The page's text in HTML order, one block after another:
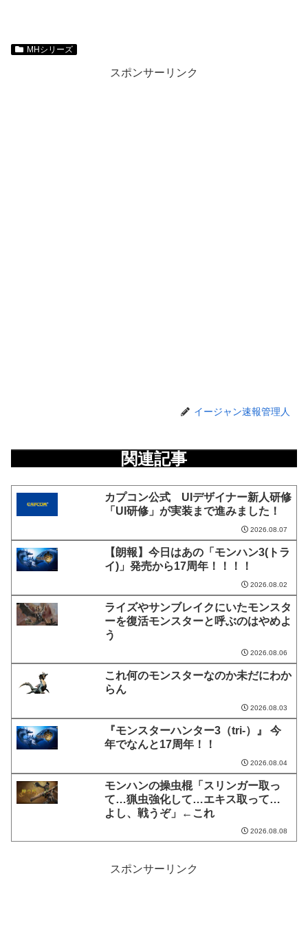
MHシリーズ
スポンサーリンク
イージャン速報管理人
関連記事
カプコン公式 UIデザイナー新人研修
「UI研修」が実装まで進みました！
2026.08.07
【朗報】今日はあの「モンハン3(トラ
イ)」発売から17周年！！！！
2026.08.02
ライズやサンブレイクにいたモンスタ
ーを復活モンスターと呼ぶのはやめよ
う
2026.08.06
これ何のモンスターなのか未だにわか
らん
2026.08.03
『モンスターハンター3（tri-）』 今
年でなんと17周年！！
2026.08.04
モンハンの操虫棍「スリンガー取っ
て…猟虫強化して…エキス取って…
よし、戦うぞ」←これ
2026.08.08
スポンサーリンク